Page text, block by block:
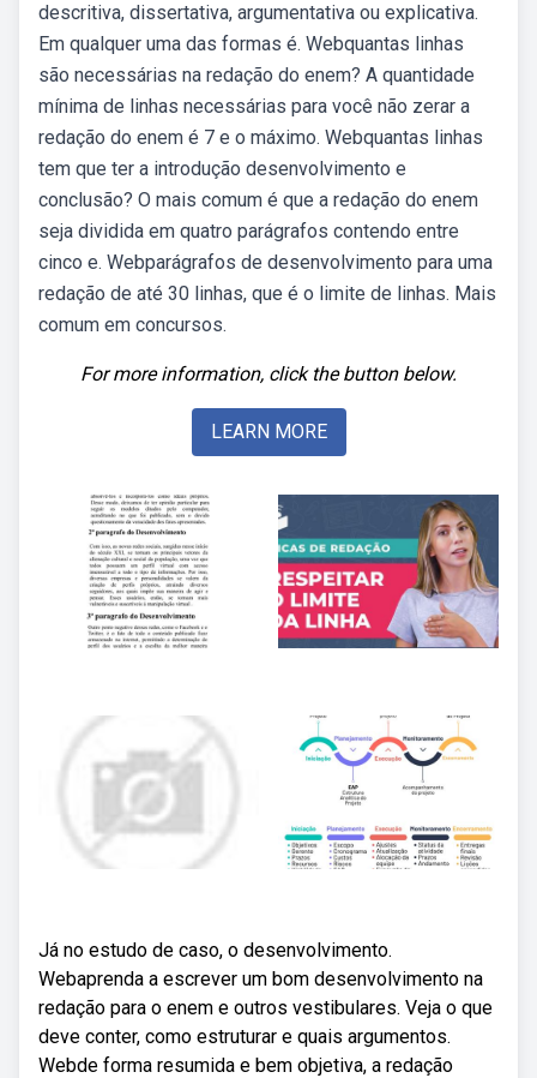
descritiva, dissertativa, argumentativa ou explicativa.
Em qualquer uma das formas é. Webquantas linhas
são necessárias na redação do enem? A quantidade
mínima de linhas necessárias para você não zerar a
redação do enem é 7 e o máximo. Webquantas linhas
tem que ter a introdução desenvolvimento e
conclusão? O mais comum é que a redação do enem
seja dividida em quatro parágrafos contendo entre
cinco e. Webparágrafos de desenvolvimento para uma
redação de até 30 linhas, que é o limite de linhas. Mais
comum em concursos.
For more information, click the button below.
LEARN MORE
Já no estudo de caso, o desenvolvimento.
Webaprenda a escrever um bom desenvolvimento na
redação para o enem e outros vestibulares. Veja o que
deve conter, como estruturar e quais argumentos.
Webde forma resumida e bem objetiva, a redação